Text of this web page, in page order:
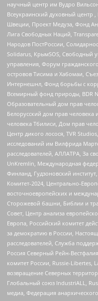
научный центр им Вудро
Всеукраинский духовный центр
Швеции, Проект Медуза, Фонд
Лига Свободных Наций,
Народов ПостРоссии,
Solidarus, КрымSOS, Свободный
управления, Форум
островов Тисима и Хабомаи,
Интернешнл, Фонд борьбы с
Всемирный фонд природы, BDR
Образовательный дом прав
Белорусский дом прав
человека Тбилиси, Дом прав
Центр дикого лосося, TVR
исследований им Вилфрида
расследователей, АЛЛАТРА, За
UnKremlin, Международная
Финланд, Гудзоновский
Комитет-2024, Центрально-
восточноевропейских и
Сторожевой башни, Библии и
Совет, Центр анализа
Европа, Российский комитет
за демократию в России,
расследователей, Служба
Россия Северный Рейн-
комитет России, Russie-Libertes,
возвращение Северных
Глобальный союз IndustriALL,
медиа, Федерация